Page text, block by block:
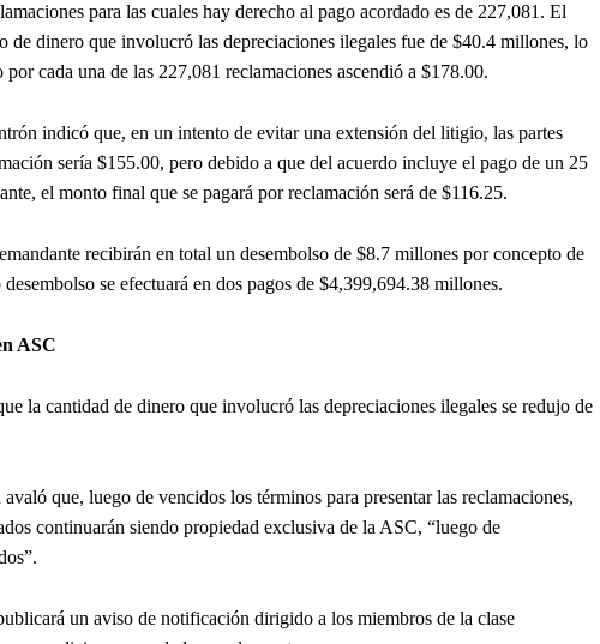
para las cuales hay derecho al pago acordado es de 227,081. El
de dinero que involucró las depreciaciones ilegales fue de $40.4 millones, lo
cada una de las 227,081 reclamaciones ascendió a $178.00.
indicó que, en un intento de evitar una extensión del litigio, las partes
sería $155.00, pero debido a que del acuerdo incluye el pago de un 25
el monto final que se pagará por reclamación será de $116.25.
recibirán en total un desembolso de $8.7 millones por concepto de
se efectuará en dos pagos de $4,399,694.38 millones.
ASC
la cantidad de dinero que involucró las depreciaciones ilegales se redujo de
que, luego de vencidos los términos para presentar las reclamaciones,
continuarán siendo propiedad exclusiva de la ASC, “luego de
un aviso de notificación dirigido a los miembros de la clase